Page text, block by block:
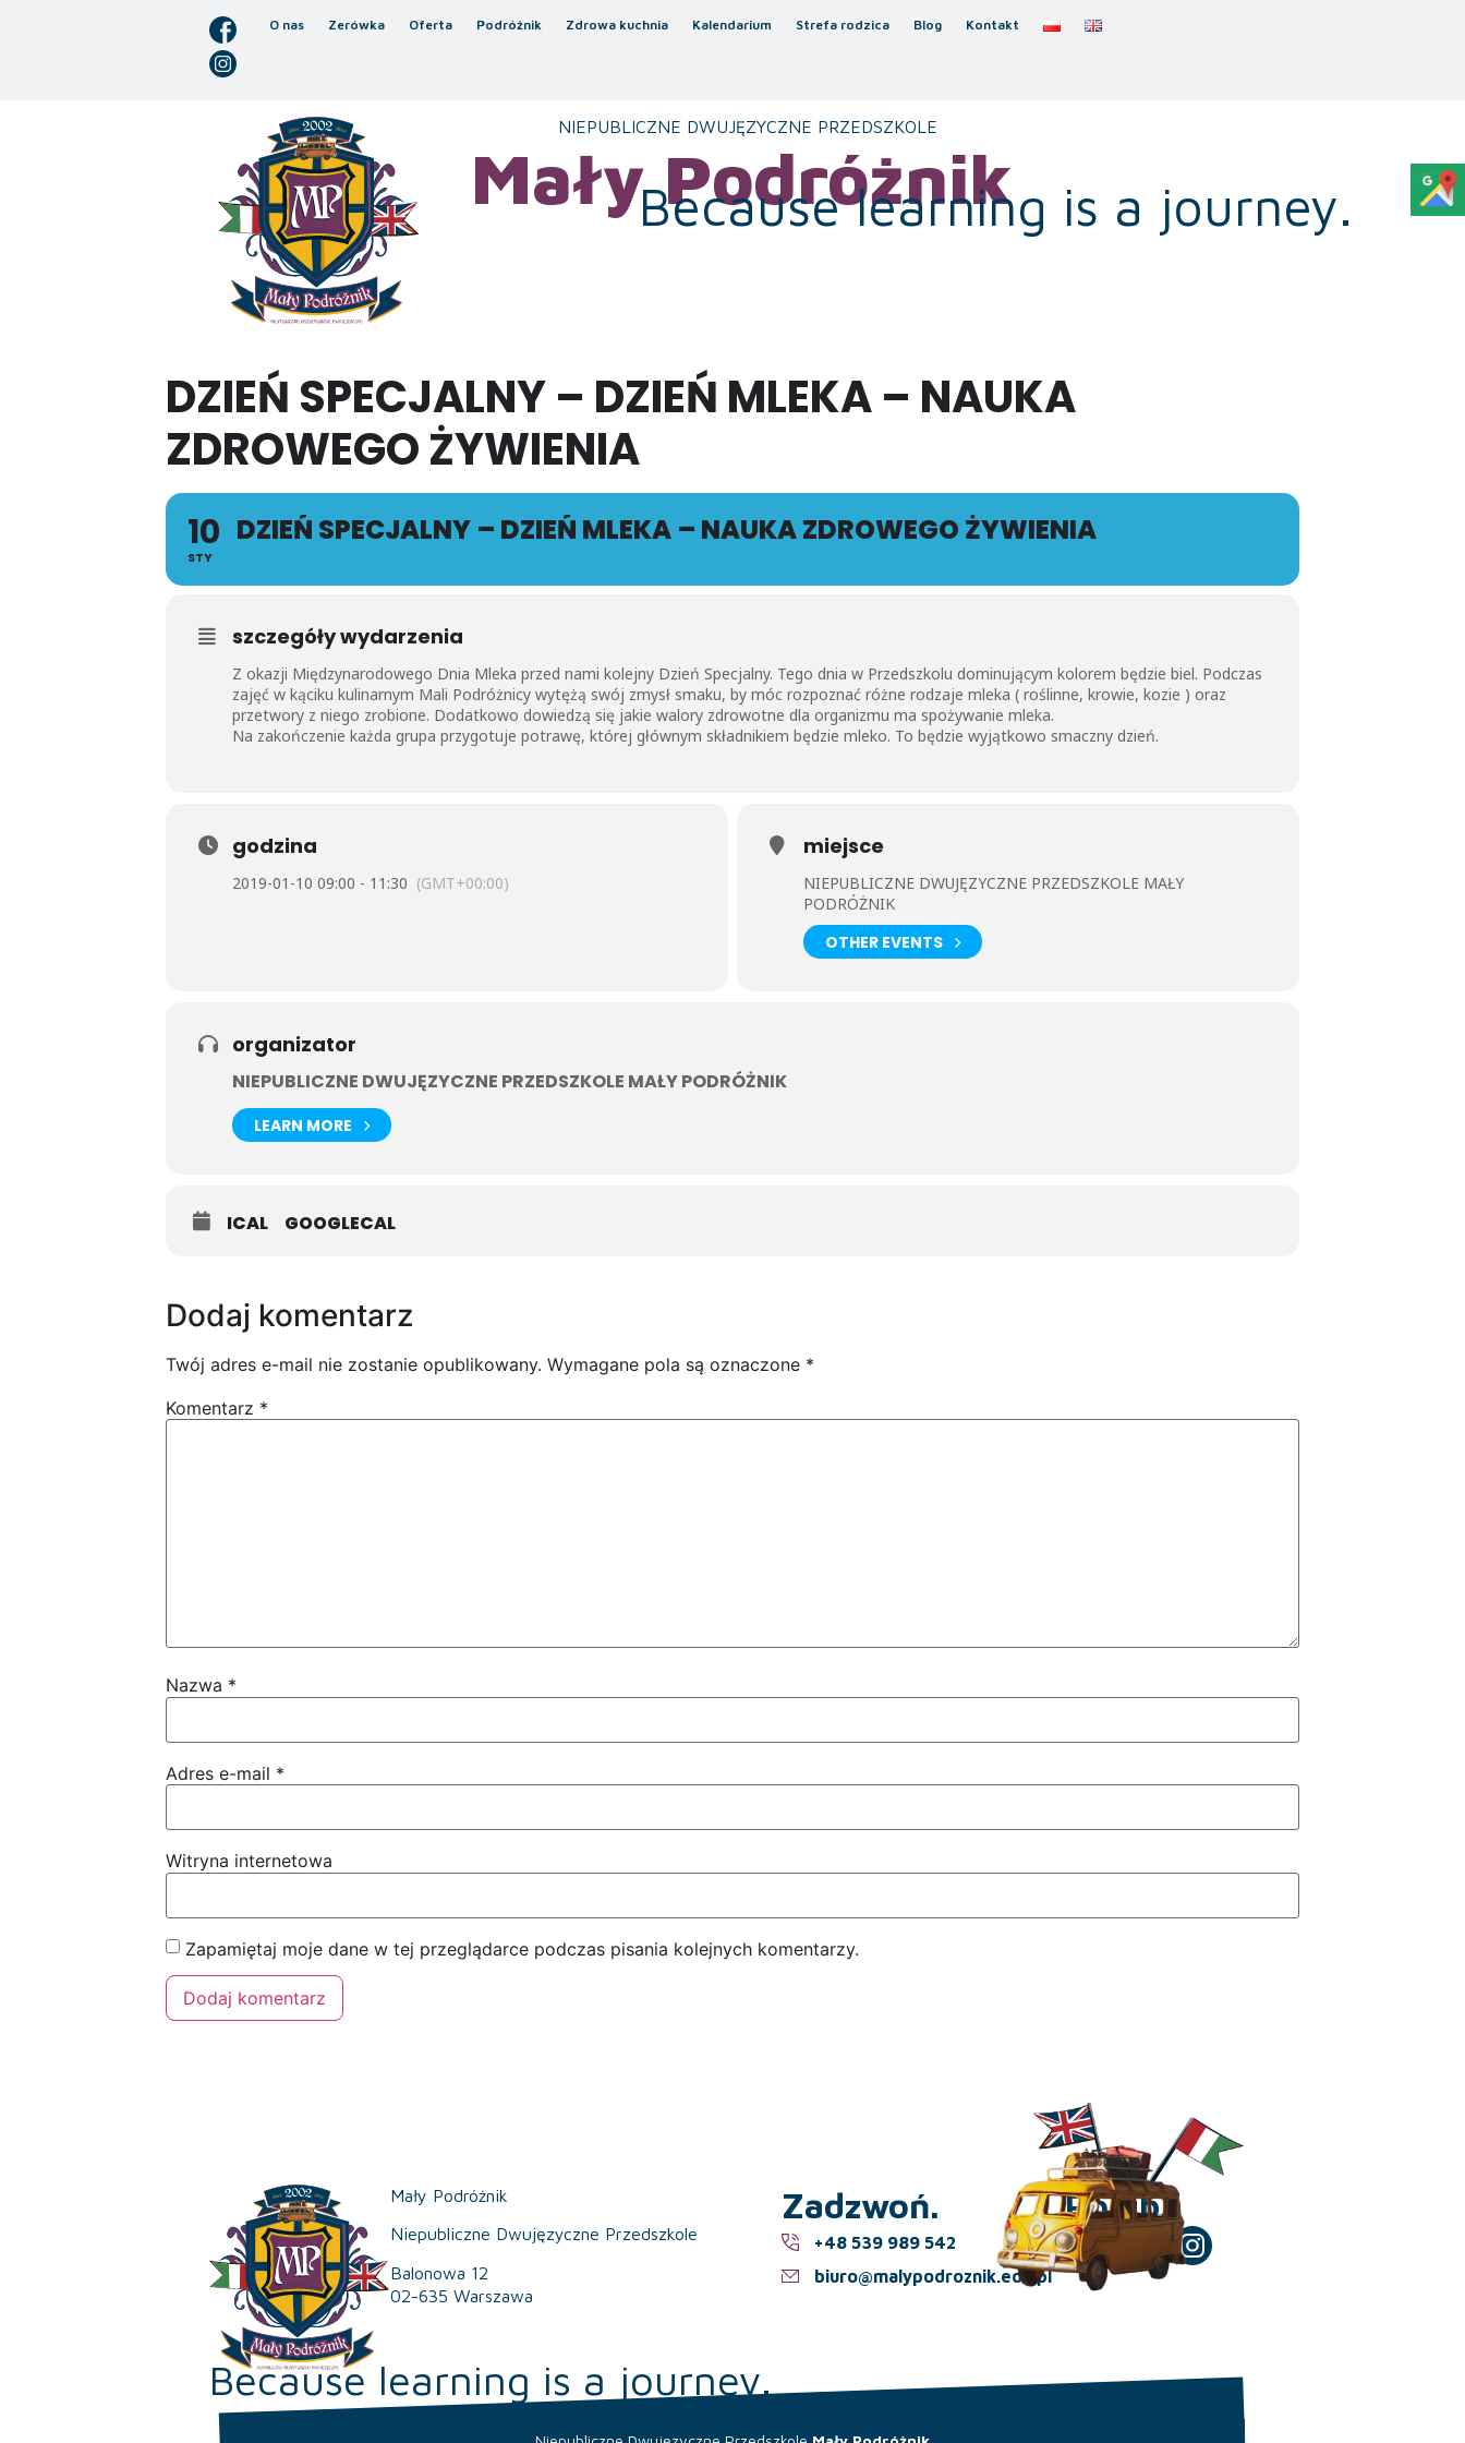
O nas Zerówka Oferta Podróżnik Zdrowa kuchnia Kalendarium Strefa rodzica Blog Kontakt
NIEPUBLICZNE DWUJĘZYCZNE PRZEDSZKOLE
Mały Podróżnik
Because learning is a journey.
DZIEŃ SPECJALNY – DZIEŃ MLEKA – NAUKA
ZDROWEGO ŻYWIENIA
10
STY
DZIEŃ SPECJALNY – DZIEŃ MLEKA – NAUKA ZDROWEGO ŻYWIENIA
szczegóły wydarzenia
Z okazji Międzynarodowego Dnia Mleka przed nami kolejny Dzień Specjalny. Tego dnia w Przedszkolu dominującym kolorem będzie biel. Podczas
zajęć w kąciku kulinarnym Mali Podróżnicy wytężą swój zmysł smaku, by móc rozpoznać różne rodzaje mleka ( roślinne, krowie, kozie ) oraz
przetwory z niego zrobione. Dodatkowo dowiedzą się jakie walory zdrowotne dla organizmu ma spożywanie mleka.
Na zakończenie każda grupa przygotuje potrawę, której głównym składnikiem będzie mleko. To będzie wyjątkowo smaczny dzień.
godzina
2019-01-10 09:00 - 11:30 (GMT+00:00)
miejsce
NIEPUBLICZNE DWUJĘZYCZNE PRZEDSZKOLE MAŁY
PODRÓŻNIK
OTHER EVENTS
organizator
NIEPUBLICZNE DWUJĘZYCZNE PRZEDSZKOLE MAŁY PODRÓŻNIK
LEARN MORE
ICAL GOOGLECAL
Dodaj komentarz
Twój adres e-mail nie zostanie opublikowany. Wymagane pola są oznaczone *
Komentarz *
Nazwa *
Adres e-mail *
Witryna internetowa
Zapamiętaj moje dane w tej przeglądarce podczas pisania kolejnych komentarzy.
Mały Podróżnik
Niepubliczne Dwujęzyczne Przedszkole
Balonowa 12
02-635 Warszawa
Zadzwoń.
+48 539 989 542
biuro@malypodroznik.edu.pl
Polub!
Because learning is a journey.